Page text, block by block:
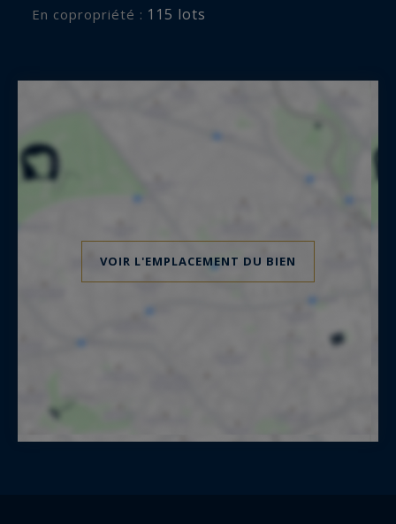
En copropriété : 115 lots
VOIR L'EMPLACEMENT DU BIEN